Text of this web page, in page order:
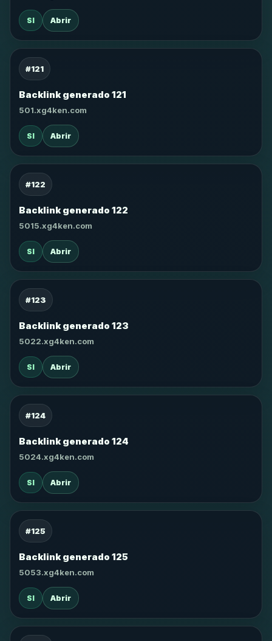
SI Abrir
#121
Backlink generado 121
501.xg4ken.com
SI Abrir
#122
Backlink generado 122
5015.xg4ken.com
SI Abrir
#123
Backlink generado 123
5022.xg4ken.com
SI Abrir
#124
Backlink generado 124
5024.xg4ken.com
SI Abrir
#125
Backlink generado 125
5053.xg4ken.com
SI Abrir